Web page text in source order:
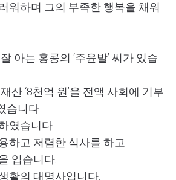
워하며 그의 부족한 행복을 채워
아는 홍콩의 ‘주윤발’ 씨가 있습
산 ‘8천억 원’을 전액 사회에 기부
습니다.
였습니다.
하고 저렴한 식사를 하고
입습니다.
활의 대명사입니다.